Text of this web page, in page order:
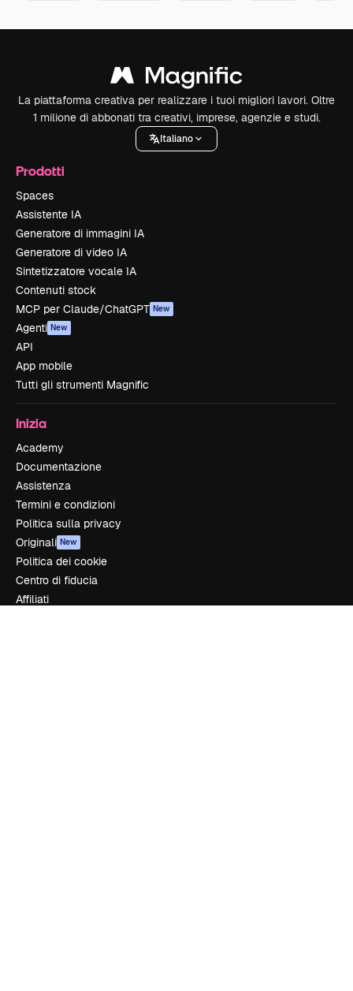
La piattaforma creativa per realizzare i tuoi migliori lavori. Oltre
1 milione di abbonati tra creativi, imprese, agenzie e studi.
Italiano
Prodotti
Spaces
Assistente IA
Generatore di immagini IA
Generatore di video IA
Sintetizzatore vocale IA
Contenuti stock
MCP per Claude/ChatGPT New
Agenti New
API
App mobile
Tutti gli strumenti Magnific
Inizia
Academy
Documentazione
Assistenza
Termini e condizioni
Politica sulla privacy
Originali New
Politica dei cookie
Centro di fiducia
Affiliati